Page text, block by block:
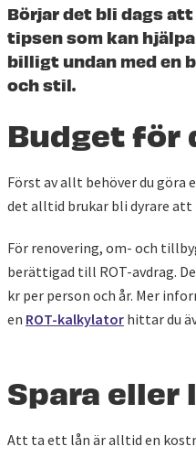
Börjar det bli dags
tipsen som kan
billigt undan med en
och stil.
Budget för
Först av allt behöver du göra
det alltid brukar bli dyrare att
För renovering, om- och
berättigad till ROT-avdrag.
kr per person och år. Mer
en ROT-kalkylator hittar du
Spara
Att ta ett lån är alltid en